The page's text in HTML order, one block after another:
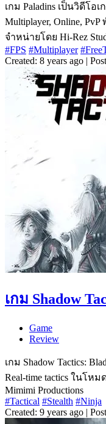
เกม Paladins เป็นวิดีโอ
Multiplayer, Online,
จำหน่ายโดย Hi-Rez
#FPS #Multiplayer
Created: 8 years ago |
เกม Shadow
Game
Review
เกม Shadow Tactics:
Real-time tactics ในโห
Mimimi Productions
#Tactical #Stealth #Ninja
Created: 9 years ago |